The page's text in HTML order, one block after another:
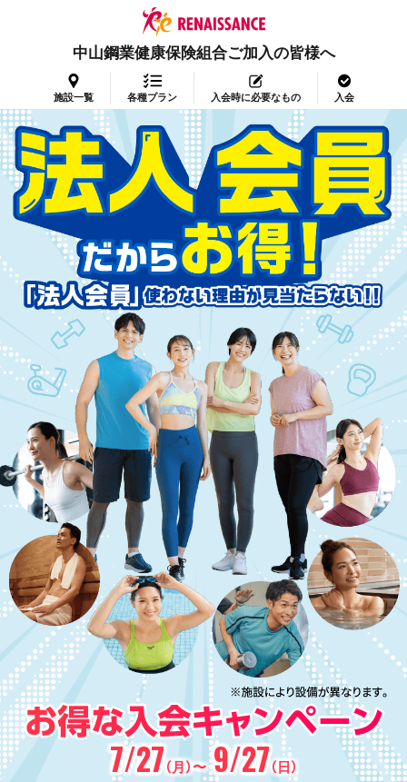
中山鋼業健康保険組合ご加入の皆様へ
施設一覧 各種プラン 入会時に必要なもの 入会
7/27 （月）〜9/27 （日）